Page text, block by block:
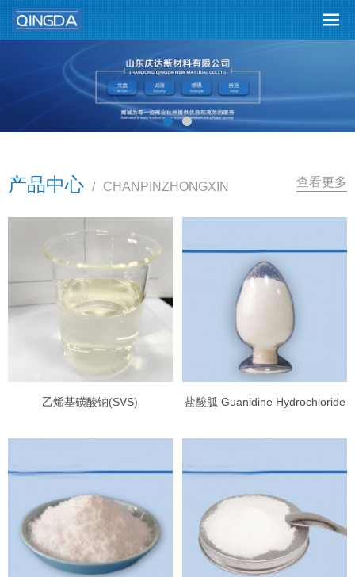
产品中心 / CHANPINZHONGXIN 查看更多
乙烯基磺酸钠(SVS) 盐酸胍 Guanidine Hydrochloride